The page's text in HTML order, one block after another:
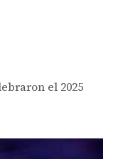
el 2025